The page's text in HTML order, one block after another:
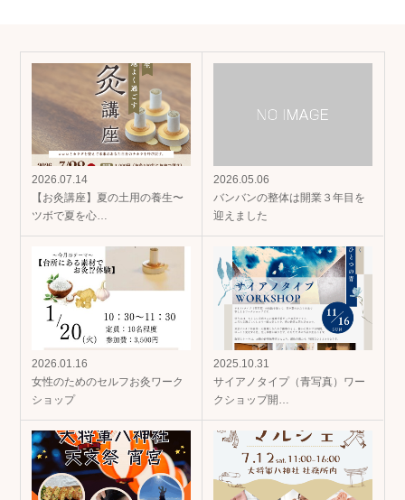
2026.07.14
【お灸講座】夏の土用の養生〜
ツボで夏を心…
2026.05.06
バンバンの整体は開業３年目を
迎えました
2026.01.16
女性のためのセルフお灸ワーク
ショップ
2025.10.31
サイアノタイプ（青写真）ワー
クショップ開…